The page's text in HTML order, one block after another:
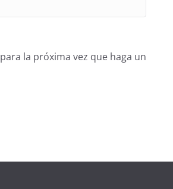
la próxima vez que haga un